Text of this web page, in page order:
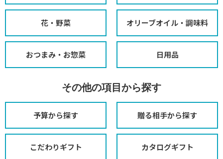
花・野菜 オリーブオイル・調味料
おつまみ・お惣菜 日用品
その他の項目から探す
予算から探す 贈る相手から探す
こだわりギフト カタログギフト